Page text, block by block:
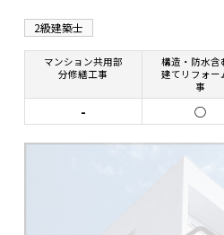
2級建築士
マンション共用部
分修繕工事
構造・防水含
建てリフォー
事
- ○